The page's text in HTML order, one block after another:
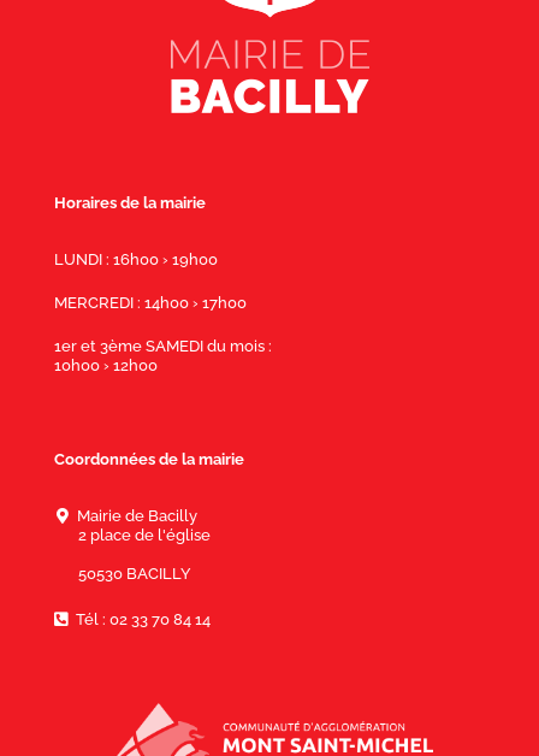
Horaires de la mairie
LUNDI : 16h00 › 19h00
MERCREDI : 14h00 › 17h00
1er et 3ème SAMEDI du mois :
10h00 › 12h00
Coordonnées de la mairie
Mairie de Bacilly
2 place de l'église
50530 BACILLY
Tél : 02 33 70 84 14